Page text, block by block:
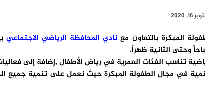
16, 2020
المبكرة بالتعاون مع نادي المحافظة الرياضي الاجتماعي
وحتى الثانية ظهراً.
تناسب الفئات العمرية في رياض الأطفال ,إضافة إلى
في مجال الطفولة المبكرة حيث نعمل على تنمية جميع